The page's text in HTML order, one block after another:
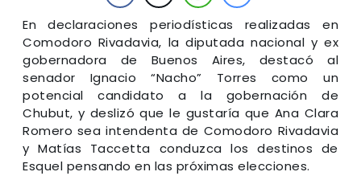
En declaraciones periodísticas realizadas en
Comodoro Rivadavia, la diputada nacional y ex
gobernadora de Buenos Aires, destacó al
senador Ignacio “Nacho” Torres como un
potencial candidato a la gobernación de
Chubut, y deslizó que le gustaría que Ana Clara
Romero sea intendenta de Comodoro Rivadavia
y Matías Taccetta conduzca los destinos de
Esquel pensando en las próximas elecciones.